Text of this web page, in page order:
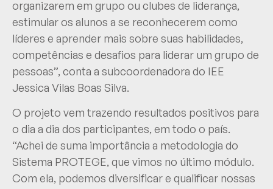
organizarem em grupo ou clubes de liderança,
estimular os alunos a se reconhecerem como
líderes e aprender mais sobre suas habilidades,
competências e desafios para liderar um grupo de
pessoas”, conta a subcoordenadora do IEE
Jessica Vilas Boas Silva.
O projeto vem trazendo resultados positivos para
o dia a dia dos participantes, em todo o país.
“Achei de suma importância a metodologia do
Sistema PROTEGE, que vimos no último módulo.
Com ela, podemos diversificar e qualificar nossas